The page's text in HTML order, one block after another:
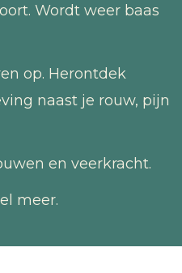
Wordt weer baas
op. Herontdek
naast je rouw, pijn
en veerkracht.
meer.